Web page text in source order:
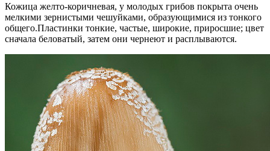
Кожица желто-коричневая, у молодых грибов покрыта очень
мелкими зернистыми чешуйками, образующимися из тонкого
общего.Пластинки тонкие, частые, широкие, приросшие; цвет
сначала беловатый, затем они чернеют и расплываются.